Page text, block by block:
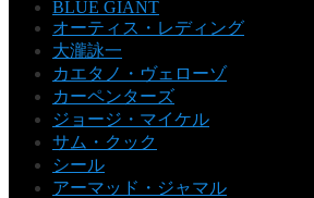
BLUE GIANT
オーティス・レディング
大瀧詠一
カエタノ・ヴェローゾ
カーペンターズ
ジョージ・マイケル
サム・クック
シール
アーマッド・ジャマル